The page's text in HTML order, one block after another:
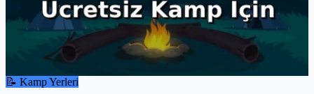
📝 Kamp Yerleri